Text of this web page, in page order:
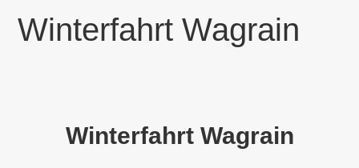
Winterfahrt Wagrain
Winterfahrt Wagrain